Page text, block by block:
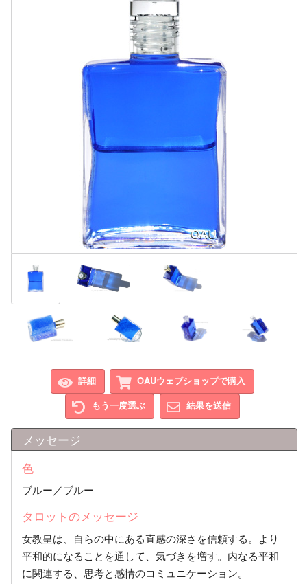
詳細
OAUウェブショップで購入
もう一度選ぶ
結果を送信
メッセージ
色
ブルー／ブルー
タロットのメッセージ
女教皇は、自らの中にある直感の深さを信頼する。より
平和的になることを通して、気づきを増す。内なる平和
に関連する、思考と感情のコミュニケーション。